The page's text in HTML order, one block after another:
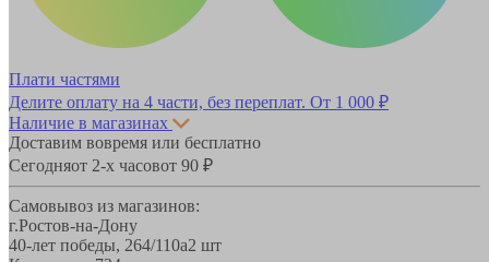
Плати частями
Делите оплату на 4 части, без переплат. От 1 000 ₽
Наличие в магазинах
Доставим вовремя или бесплатно
Сегодняот 2-х часовот 90 ₽
Самовывоз из магазинов:
г.Ростов-на-Дону
40-лет победы, 264/110а2 шт